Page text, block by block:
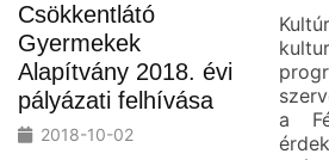
Csökkentlátó
Gyermekek
Alapítvány 2018. évi
pályázati felhívása
2018-10-02
a